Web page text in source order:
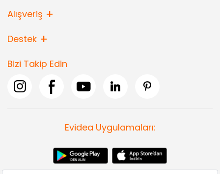
Alışveriş
Destek
Bizi Takip Edin
Evidea Uygulamaları: